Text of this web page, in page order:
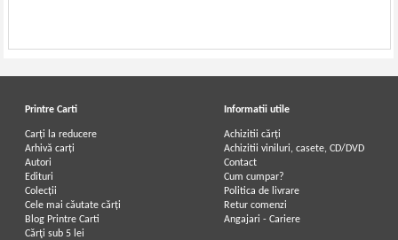
Printre Carti
Carți la reducere
Arhivă carți
Autori
Edituri
Colecții
Cele mai căutate cărți
Blog Printre Carti
Cărţi sub 5 lei
Informatii utile
Achizitii cărți
Achizitii viniluri, casete, CD/DVD
Contact
Cum cumpar?
Politica de livrare
Retur comenzi
Angajari - Cariere